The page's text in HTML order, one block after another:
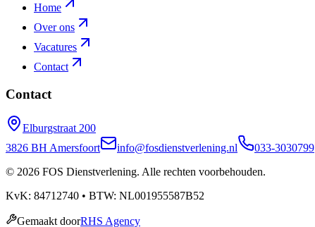
Home
Over ons
Vacatures
Contact
Contact
Elburgstraat 200
3826 BH Amersfoort info@fosdienstverlening.nl
033-3030799
© 2026 FOS Dienstverlening. Alle rechten voorbehouden.
KvK: 84712740 • BTW: NL001955587B52
Gemaakt doorRHS Agency